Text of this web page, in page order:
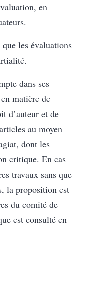
en
les évaluations
dans ses
matière de
d’auteur et de
au moyen
dont les
critique. En cas
travaux sans que
la proposition est
du comité de
est consulté en